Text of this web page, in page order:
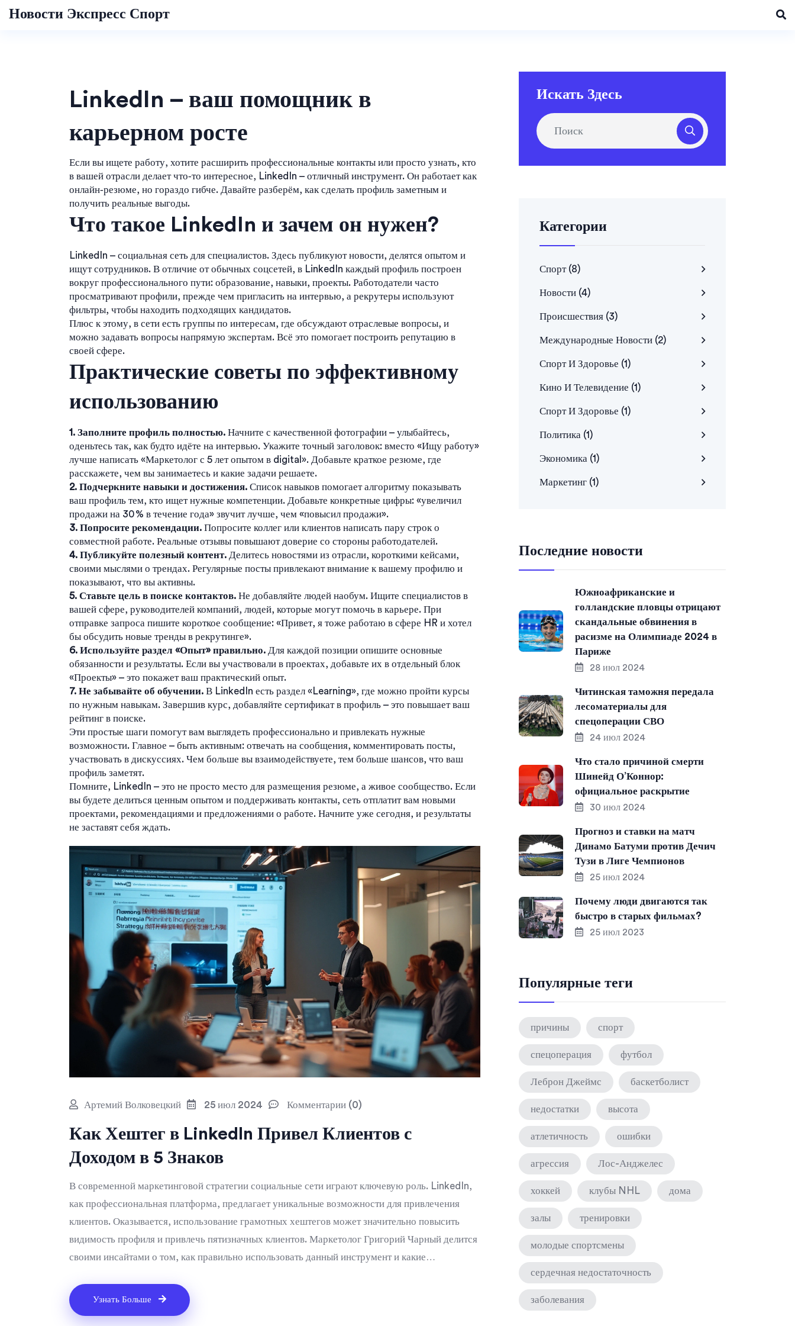
Новости Экспресс Спорт
LinkedIn – ваш помощник в
карьерном росте
Если вы ищете работу, хотите расширить профессиональные контакты или просто узнать, кто
в вашей отрасли делает что‑то интересное, LinkedIn – отличный инструмент. Он работает как
онлайн‑резюме, но гораздо гибче. Давайте разберём, как сделать профиль заметным и
получить реальные выгоды.
Что такое LinkedIn и зачем он нужен?
LinkedIn – социальная сеть для специалистов. Здесь публикуют новости, делятся опытом и
ищут сотрудников. В отличие от обычных соцсетей, в LinkedIn каждый профиль построен
вокруг профессионального пути: образование, навыки, проекты. Работодатели часто
просматривают профили, прежде чем пригласить на интервью, а рекрутеры используют
фильтры, чтобы находить подходящих кандидатов.
Плюс к этому, в сети есть группы по интересам, где обсуждают отраслевые вопросы, и
можно задавать вопросы напрямую экспертам. Всё это помогает построить репутацию в
своей сфере.
Практические советы по эффективному
использованию
1. Заполните профиль полностью. Начните с качественной фотографии – улыбайтесь,
оденьтесь так, как будто идёте на интервью. Укажите точный заголовок: вместо «Ищу работу»
лучше написать «Маркетолог с 5 лет опытом в digital». Добавьте краткое резюме, где
расскажете, чем вы занимаетесь и какие задачи решаете.
2. Подчеркните навыки и достижения. Список навыков помогает алгоритму показывать
ваш профиль тем, кто ищет нужные компетенции. Добавьте конкретные цифры: «увеличил
продажи на 30 % в течение года» звучит лучше, чем «повысил продажи».
3. Попросите рекомендации. Попросите коллег или клиентов написать пару строк о
совместной работе. Реальные отзывы повышают доверие со стороны работодателей.
4. Публикуйте полезный контент. Делитесь новостями из отрасли, короткими кейсами,
своими мыслями о трендах. Регулярные посты привлекают внимание к вашему профилю и
показывают, что вы активны.
5. Ставьте цель в поиске контактов. Не добавляйте людей наобум. Ищите специалистов в
вашей сфере, руководителей компаний, людей, которые могут помочь в карьере. При
отправке запроса пишите короткое сообщение: «Привет, я тоже работаю в сфере HR и хотел
бы обсудить новые тренды в рекрутинге».
6. Используйте раздел «Опыт» правильно. Для каждой позиции опишите основные
обязанности и результаты. Если вы участвовали в проектах, добавьте их в отдельный блок
«Проекты» – это покажет ваш практический опыт.
7. Не забывайте об обучении. В LinkedIn есть раздел «Learning», где можно пройти курсы
по нужным навыкам. Завершив курс, добавляйте сертификат в профиль – это повышает ваш
рейтинг в поиске.
Эти простые шаги помогут вам выглядеть профессионально и привлекать нужные
возможности. Главное – быть активным: отвечать на сообщения, комментировать посты,
участвовать в дискуссиях. Чем больше вы взаимодействуете, тем больше шансов, что ваш
профиль заметят.
Помните, LinkedIn – это не просто место для размещения резюме, а живое сообщество. Если
вы будете делиться ценным опытом и поддерживать контакты, сеть отплатит вам новыми
проектами, рекомендациями и предложениями о работе. Начните уже сегодня, и результаты
не заставят себя ждать.
Артемий Волковецкий 25 июл 2024 Комментарии (0)
Как Хештег в LinkedIn Привел Клиентов с
Доходом в 5 Знаков
В современной маркетинговой стратегии социальные сети играют ключевую роль. LinkedIn,
как профессиональная платформа, предлагает уникальные возможности для привлечения
клиентов. Оказывается, использование грамотных хештегов может значительно повысить
видимость профиля и привлечь пятизначных клиентов. Маркетолог Григорий Чарный делится
своими инсайтами о том, как правильно использовать данный инструмент и какие
Узнать Больше
Искать Здесь
Категории
Спорт (8)
Новости (4)
Происшествия (3)
Международные Новости (2)
Спорт И Здоровье (1)
Кино И Телевидение (1)
Спорт И Здоровье (1)
Политика (1)
Экономика (1)
Маркетинг (1)
Последние новости
Южноафриканские и
голландские пловцы отрицают
скандальные обвинения в
расизме на Олимпиаде 2024 в
Париже
28 июл 2024
Читинская таможня передала
лесоматериалы для
спецоперации СВО
24 июл 2024
Что стало причиной смерти
Шинейд О’Коннор:
официальное раскрытие
30 июл 2024
Прогноз и ставки на матч
Динамо Батуми против Дечич
Тузи в Лиге Чемпионов
25 июл 2024
Почему люди двигаются так
быстро в старых фильмах?
25 июл 2023
Популярные теги
причины спорт
спецоперация футбол
Леброн Джеймс баскетболист
недостатки высота
атлетичность ошибки
агрессия Лос-Анджелес
хоккей клубы NHL дома
залы тренировки
молодые спортсмены
сердечная недостаточность
заболевания